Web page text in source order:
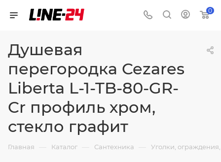
0
Душевая
перегородка Cezares
Liberta L-1-TB-80-GR-
Cr профиль хром,
стекло графит
Главная — Каталог — Сантехника — Уголки,